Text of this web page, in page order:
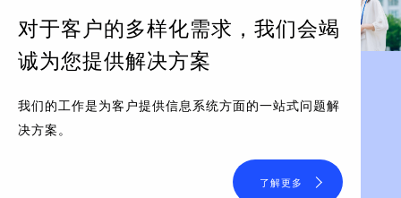
对于客户的多样化需求， 我们会竭
诚为您提供解决方案
我们的工作是为客户提供信息系统方面的一站式问题解
决方案。
了解更多